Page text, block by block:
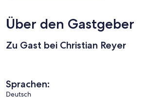
Über den Gastgeber
Zu Gast bei Christian Reyer
Sprachen:
Deutsch